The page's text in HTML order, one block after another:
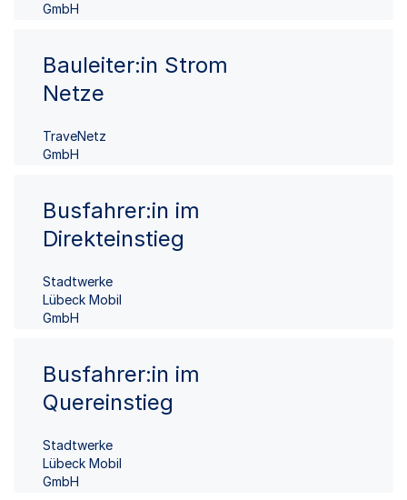
GmbH
Bauleiter:in Strom
Netze
TraveNetz
GmbH
Busfahrer:in im
Direkteinstieg
Stadtwerke
Lübeck Mobil
GmbH
Busfahrer:in im
Quereinstieg
Stadtwerke
Lübeck Mobil
GmbH